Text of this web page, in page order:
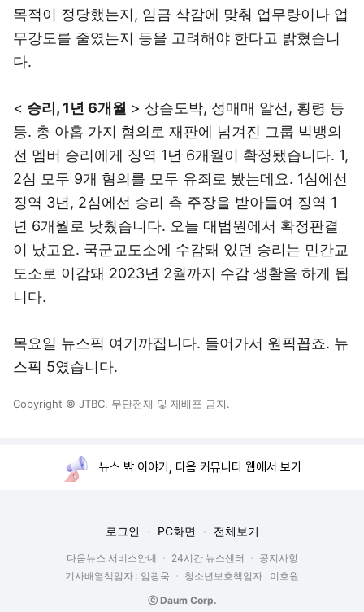
목적이 정당했는지, 임금 삭감에 맞춰 업무량이나 업
무강도를 줄였는지 등을 고려해야 한다고 밝혔습니
다.
< 승리, 1년 6개월 > 상습도박, 성매매 알선, 횡령 등
등. 총 아홉 가지 혐의로 재판에 넘겨진 그룹 빅뱅의
전 멤버 승리에게 징역 1년 6개월이 확정됐습니다. 1,
2심 모두 9개 혐의를 모두 유죄로 봤는데요. 1심에선
징역 3년, 2심에선 승리 측 주장을 받아들여 징역 1
년 6개월로 낮췄습니다. 오늘 대법원에서 확정판결
이 났고요. 국군교도소에 수감돼 있던 승리는 민간교
도소로 이감돼 2023년 2월까지 수감 생활을 하게 됩
니다.
목요일 뉴스픽 여기까집니다. 들어가서 원픽꼽죠. 뉴
스픽 5였습니다.
Copyright © JTBC. 무단전재 및 재배포 금지.
뉴스 밖 이야기, 다음 커뮤니티 웹에서 보기
로그인 PC화면 전체보기
다음뉴스 서비스안내 24시간 뉴스센터
공지사항
기사배열책임자 : 임광욱
청소년보호책임자 : 이호원
ⓒ Daum Corp.